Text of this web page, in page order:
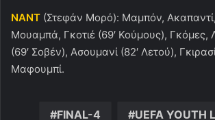
ΝΑΝΤ (Στεφάν Μορό): Μαμπόν,
Μουαμπά, Γκοτιέ (69′ Κούμους), Γκόμες,
(69′ Σοβέν), Ασουμανί (82′ Λετού),
Μαφουμπί.
FINAL-4 UEFA YOUTH